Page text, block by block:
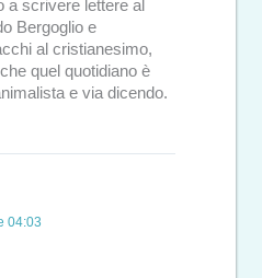
a scrivere lettere al
Bergoglio e
al cristianesimo,
quel quotidiano è
e via dicendo.
04:03